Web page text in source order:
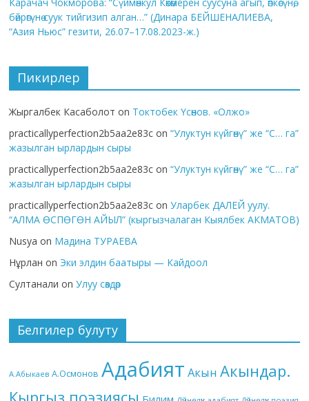
бөйрөгүнө суук тийгизип алган…” (Динара БЕЙШЕНАЛИЕВА,
“Азия Ньюс” гезити, 26.07–17.08.2023-ж.)
Пикирлер
Жыргалбек Касаболот on Токтобек Үсөнов. «Олжо»
practicallyperfection2b5aa2e83c on“Улуктун күйгөнү” же “С… га”
жазылган ырлардын сыры
practicallyperfection2b5aa2e83c on“Улуктун күйгөнү” же “С… га”
жазылган ырлардын сыры
practicallyperfection2b5aa2e83c onУларбек ДАЛЕЙ уулу.
“АЛМА ӨСПӨГӨН АЙЫЛ” (кыргызчалаган Кыялбек АКМАТОВ)
Nusya on Мадина ТУРАЕВА
Нұрлан on Эки элдин баатыры — Кайдоол
Султанали onУлуу сөздөр
Белгилер булуту
А.Абыкаев А.Осмонов Адабият Акын Акындар.
Кыргыз поэзиясы